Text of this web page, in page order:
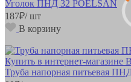
Уголок ПНД 32 POELSAN
187₽/ шт
В корзину
Труба напорная питьевая